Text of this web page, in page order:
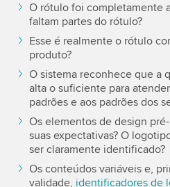
O rótulo foi completamente
faltam partes do rótulo?
Esse é realmente o rótulo
produto?
O sistema reconhece que a
alta o suficiente para
padrões e aos padrões dos
Os elementos de design
suas expectativas? O
ser claramente identificado?
Os conteúdos variáveis e,
validade, identificadores de